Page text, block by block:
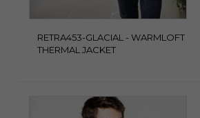
RETRA453-GLACIAL - WARMLOFT
THERMAL JACKET